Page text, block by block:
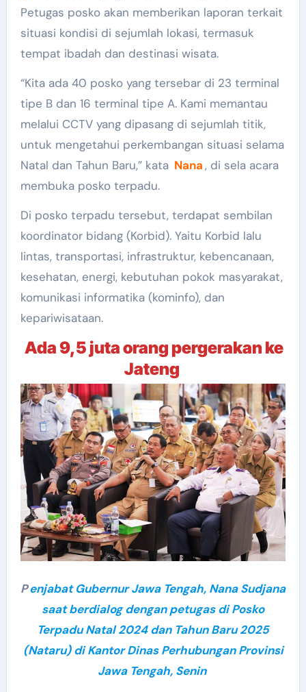
Petugas posko akan memberikan laporan terkait
situasi kondisi di sejumlah lokasi, termasuk
tempat ibadah dan destinasi wisata.
“Kita ada 40 posko yang tersebar di 23 terminal
tipe B dan 16 terminal tipe A. Kami memantau
melalui CCTV yang dipasang di sejumlah titik,
untuk mengetahui perkembangan situasi selama
Natal dan Tahun Baru,” kata Nana, di sela acara
membuka posko terpadu.
Di posko terpadu tersebut, terdapat sembilan
koordinator bidang (Korbid). Yaitu Korbid lalu
lintas, transportasi, infrastruktur, kebencanaan,
kesehatan, energi, kebutuhan pokok masyarakat,
komunikasi informatika (kominfo), dan
kepariwisataan.
Ada 9,5 juta orang pergerakan ke
Jateng
Penjabat Gubernur Jawa Tengah, Nana Sudjana
saat berdialog dengan petugas di Posko
Terpadu Natal 2024 dan Tahun Baru 2025
(Nataru) di Kantor Dinas Perhubungan Provinsi
Jawa Tengah, Senin